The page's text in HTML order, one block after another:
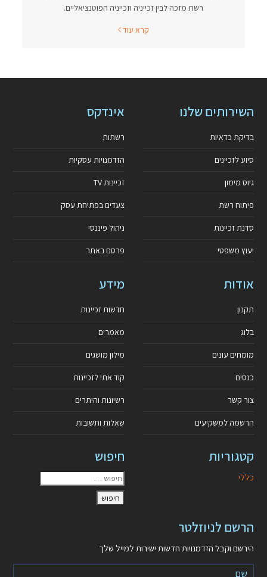
רשת מזכה לבין זכייניה וזכייניה הפוטנציאליים.
קרא עוד
השירותים שלנו
בדיקת כדאיות
סיוע לזכיינים
גיוס מימון
פיתוח רשת
סדנת זכיינות
יעוץ משפטי
אינדקס
רשתות
הזדמנויות עסקיות
זכיינות TV
צעדים בפתיחת עסק
ניהול פיננסי
פרסם באתר
אודות
תקנון
בלוג
מומחים עונים
כנסים
צור קשר
הרשמה למשקיעים
מידע
חדשות זכיינות
מאמרים
מילון מושגים
קוד אתי לזכיינות
רשיונות והיתרים
שאלות ותשובות
קטגוריות
כללי
חיפוש
הרשם לניוזלטר
הירשם וקבל הזדמנויות חדשות ישירות למייל שלך